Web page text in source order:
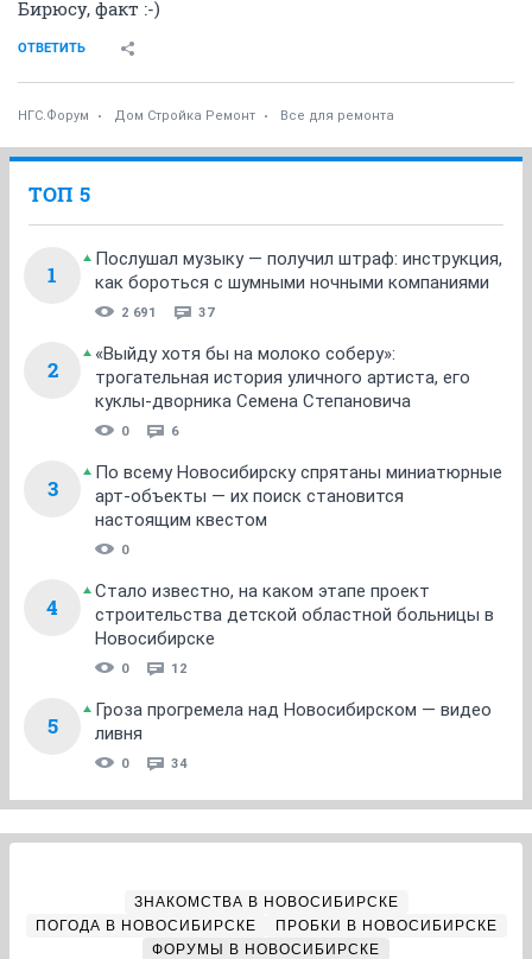
Бирюсу, факт :-)
ОТВЕТИТЬ
НГС.Форум Дом Стройка Ремонт Все для ремонта
ТОП 5
1
Послушал музыку — получил штраф: инструкция,
как бороться с шумными ночными компаниями
2 691 37
2
«Выйду хотя бы на молоко соберу»:
трогательная история уличного артиста, его
куклы-дворника Семена Степановича
0 6
3
По всему Новосибирску спрятаны миниатюрные
арт-объекты — их поиск становится
настоящим квестом
0
4
Стало известно, на каком этапе проект
строительства детской областной больницы в
Новосибирске
0 12
5
Гроза прогремела над Новосибирском — видео
ливня
0 34
ЗНАКОМСТВА В НОВОСИБИРСКЕ
ПОГОДА В НОВОСИБИРСКЕ
ПРОБКИ В НОВОСИБИРСКЕ
ФОРУМЫ В НОВОСИБИРСКЕ